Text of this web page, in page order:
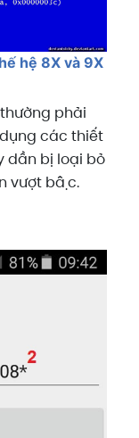
hệ 8X và 9X
phải
các thiết
dần bị loại bỏ
vượt bậc.